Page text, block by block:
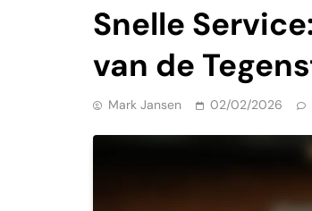
Snelle
van de
Mark Jansen 02/02/2026